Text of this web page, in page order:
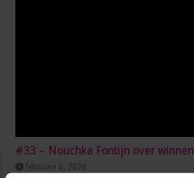
#33 – Nouchka Fontijn over
februari 6, 2026